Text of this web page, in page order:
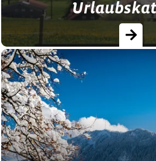
Jetzt den kostenlosen
Urlaubskatalog sichern –
Höfe &